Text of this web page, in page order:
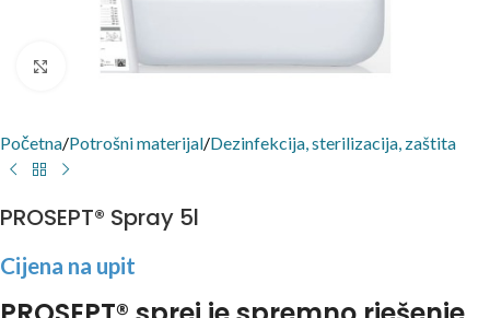
Click to enlarge
Početna/Potrošni materijal/Dezinfekcija, sterilizacija, zaštita
PROSEPT® Spray 5l
Cijena na upit